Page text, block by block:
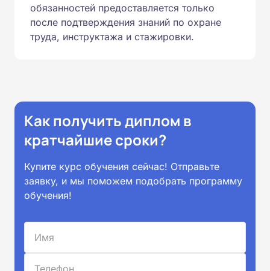
обязанностей предоставляется только
после подтверждения знаний по охране
труда, инструктажа и стажировки.
Как получить диплом в
кратчайшие сроки?
Купите курс обучения сейчас! Отправьте
заявку, и мы поможем подобрать программу
обучения!